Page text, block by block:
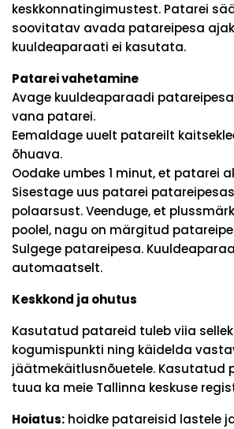
keskkonnatingimustest. Patarei
soovitatav avada patareipesa
kuuldeaparaati ei kasutata.
Patarei vahetamine
Avage kuuldeaparaadi
vana patarei.
Eemaldage uuelt patareilt
õhuava.
Oodake umbes 1 minut, et patarei
Sisestage uus patarei
polaarsust. Veenduge, et
poolel, nagu on märgitud
Sulgege patareipesa.
automaatselt.
Keskkond ja ohutus
Kasutatud patareid tuleb viia
kogumispunkti ning käidelda
jäätmekäitlusnõuetele. Kasutatud
tuua ka meie Tallinna keskuse
Hoiatus: hoidke patareisid lastele